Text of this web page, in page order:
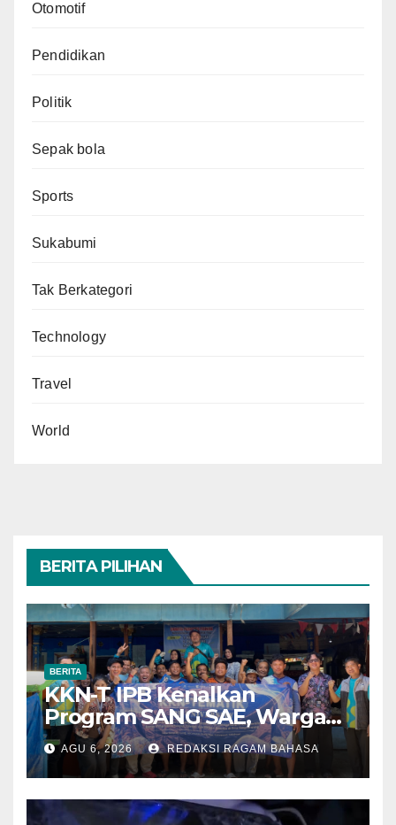
Otomotif
Pendidikan
Politik
Sepak bola
Sports
Sukabumi
Tak Berkategori
Technology
Travel
World
BERITA PILIHAN
BERITA
KKN-T IPB Kenalkan
Program SANG SAE, Warga
Desa Sangrawayang Diajak
Ubah Sampah Jadi Bernilai
Ekonomi
AGU 6, 2026 REDAKSI RAGAM BAHASA